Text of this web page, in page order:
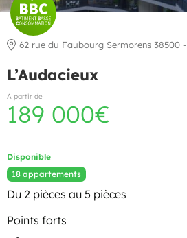
62 rue du Faubourg Sermorens 38500 -
L’Audacieux
À partir de
189 000€
Disponible
18 appartements
Du 2 pièces au 5 pièces
Points forts